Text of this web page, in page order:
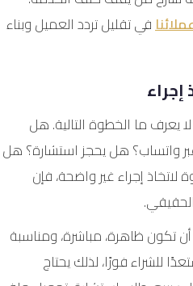
في تقليل تردد العميل وبناء
يعرف ما الخطوة التالية. هل
واتساب؟ هل يحجز استشارة؟ هل
إجراء غير واضحة، فإن
أن تكون ظاهرة، مباشرة، ومناسبة
للشراء فورًا، لذلك يحتاج